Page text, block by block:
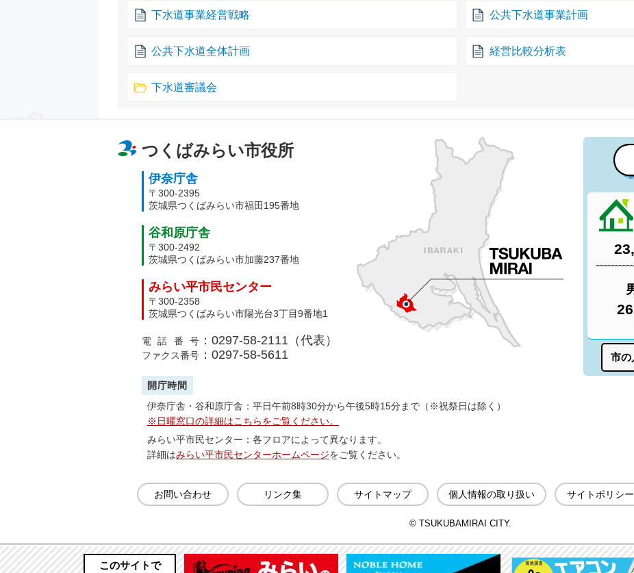
下水道事業経営戦略 公共下水道事業計画
公共下水道全体計画 経営比較分析表
下水道審議会
つくばみらい市役所
伊奈庁舎
〒300-2395
茨城県つくばみらい市福田195番地
谷和原庁舎
〒300-2492
茨城県つくばみらい市加藤237番地
みらい平市民センター
〒300-2358
茨城県つくばみらい市陽光台3丁目9番地1
電話番号 ：0297-58-2111（代表）
ファクス番号 ：0297-58-5611
開庁時間
伊奈庁舎・谷和原庁舎：平日午前8時30分から午後5時15分まで（※祝祭日は除く）
※日曜窓口の詳細はこちらをご覧ください。
みらい平市民センター：各フロアによって異なります。
詳細はみらい平市民センターホームページをご覧ください。
お問い合わせ リンク集 サイトマップ 個人情報の取り扱い サイトポリシー
© TSUKUBAMIRAI CITY.
このサイトで